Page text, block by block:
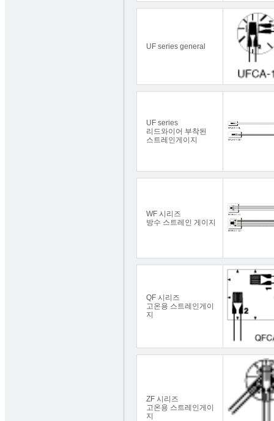
UF series general
UF series
리드와이어 부착된
스트레인게이지
WF 시리즈
방수 스트레인 게이지
QF 시리즈
고온용 스트레인게이
지
ZF 시리즈
고온용 스트레인게이
지